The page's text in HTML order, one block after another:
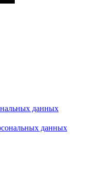
данных
данных